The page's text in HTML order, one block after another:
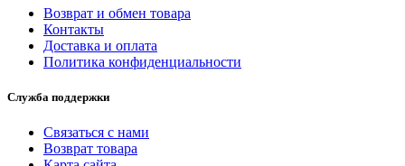
Возврат и обмен товара
Контакты
Доставка и оплата
Политика конфиденциальности
Служба поддержки
Связаться с нами
Возврат товара